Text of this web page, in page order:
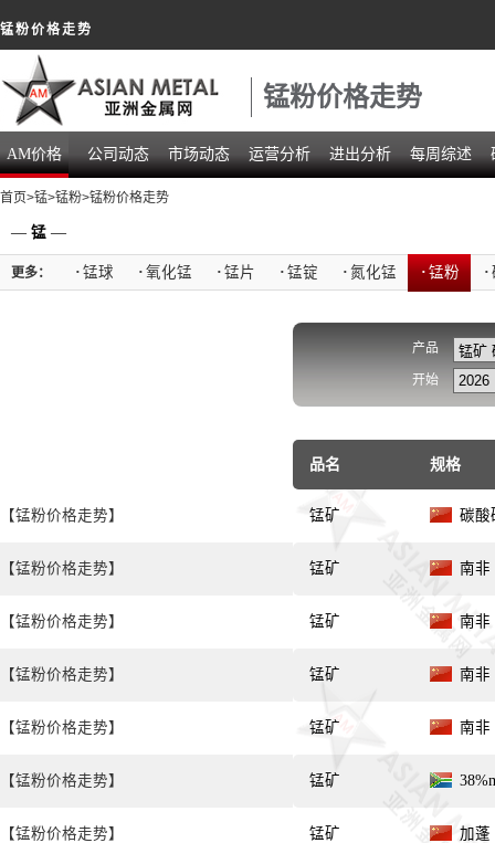
锰粉价格走势
锰粉价格走势
AM价格 公司动态 市场动态 运营分析 进出分析 每周综述
首页>锰>锰粉>锰粉价格走势
— 锰 —
更多： · 锰球 · 氧化锰 · 锰片 · 锰锭 · 氮化锰 ·锰粉 ·
【锰粉价格走势】
【锰粉价格走势】
【锰粉价格走势】
【锰粉价格走势】
【锰粉价格走势】
【锰粉价格走势】
【锰粉价格走势】
产品
开始
品名 规格
锰矿 碳酸
锰矿 南非
锰矿 南非
锰矿 南非
锰矿 南非
锰矿
锰矿 加蓬